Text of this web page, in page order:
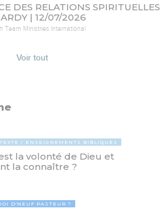
DES RELATIONS SPIRITUELLES
| 12/07/2026
Team Ministries International
Voir tout
ENSEIGNEMENTS BIBLIQUES
la volonté de Dieu et
la connaître ?
D'NEUF PASTEUR ?